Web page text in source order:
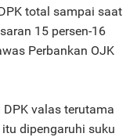
total sampai saat
15 persen-16
Perbankan OJK
valas terutama
dipengaruhi suku